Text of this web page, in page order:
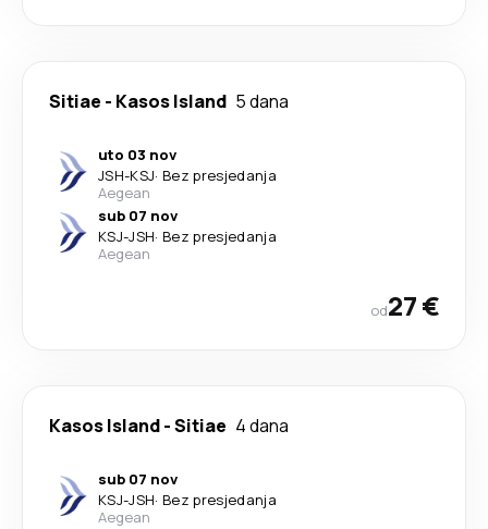
Sitiae - Kasos Island 5 dana
uto 03 nov
JSH-KSJ· Bez presjedanja
Aegean
sub 07 nov
KSJ-JSH· Bez presjedanja
Aegean
od27 €
Kasos Island-Sitiae 4 dana
sub 07 nov
KSJ-JSH· Bez presjedanja
Aegean